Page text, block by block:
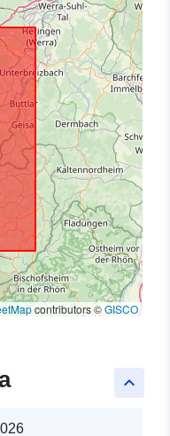
contributors ©GISCO
keyboard_arrow_up